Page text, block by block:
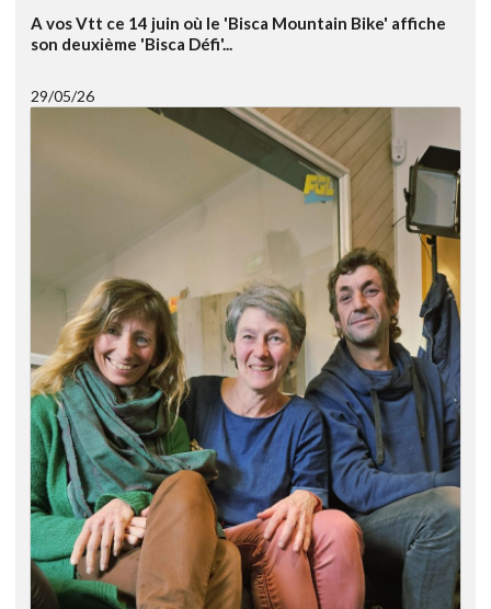
A vos Vtt ce 14 juin où le 'Bisca Mountain Bike' affiche
son deuxième 'Bisca Défi'...
29/05/26